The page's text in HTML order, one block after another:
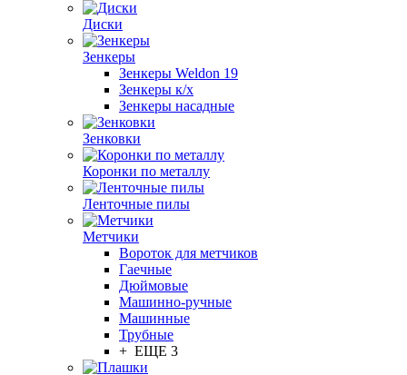
Диски
Зенкеры
Зенкеры Weldon 19
Зенкеры к/х
Зенкеры насадные
Зенковки
Коронки по металлу
Ленточные пилы
Метчики
Вороток для метчиков
Гаечные
Дюймовые
Машинно-ручные
Машинные
Трубные
+ ЕЩЕ 3